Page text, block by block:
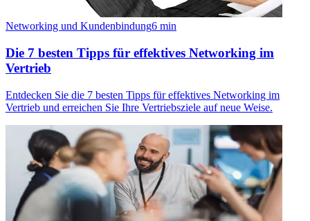
Networking und Kundenbindung6 min
Die 7 besten Tipps für effektives Networking im
Vertrieb
Entdecken Sie die 7 besten Tipps für effektives Networking im
Vertrieb und erreichen Sie Ihre Vertriebsziele auf neue Weise.